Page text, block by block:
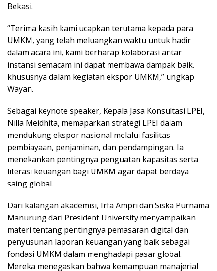
Bekasi.
“Terima kasih kami ucapkan terutama kepada para
UMKM, yang telah meluangkan waktu untuk hadir
dalam acara ini, kami berharap kolaborasi antar
instansi semacam ini dapat membawa dampak baik,
khususnya dalam kegiatan ekspor UMKM,” ungkap
Wayan.
Sebagai keynote speaker, Kepala Jasa Konsultasi LPEI,
Nilla Meidhita, memaparkan strategi LPEI dalam
mendukung ekspor nasional melalui fasilitas
pembiayaan, penjaminan, dan pendampingan. Ia
menekankan pentingnya penguatan kapasitas serta
literasi keuangan bagi UMKM agar dapat berdaya
saing global.
Dari kalangan akademisi, Irfa Ampri dan Siska Purnama
Manurung dari President University menyampaikan
materi tentang pentingnya pemasaran digital dan
penyusunan laporan keuangan yang baik sebagai
fondasi UMKM dalam menghadapi pasar global.
Mereka menegaskan bahwa kemampuan manajerial